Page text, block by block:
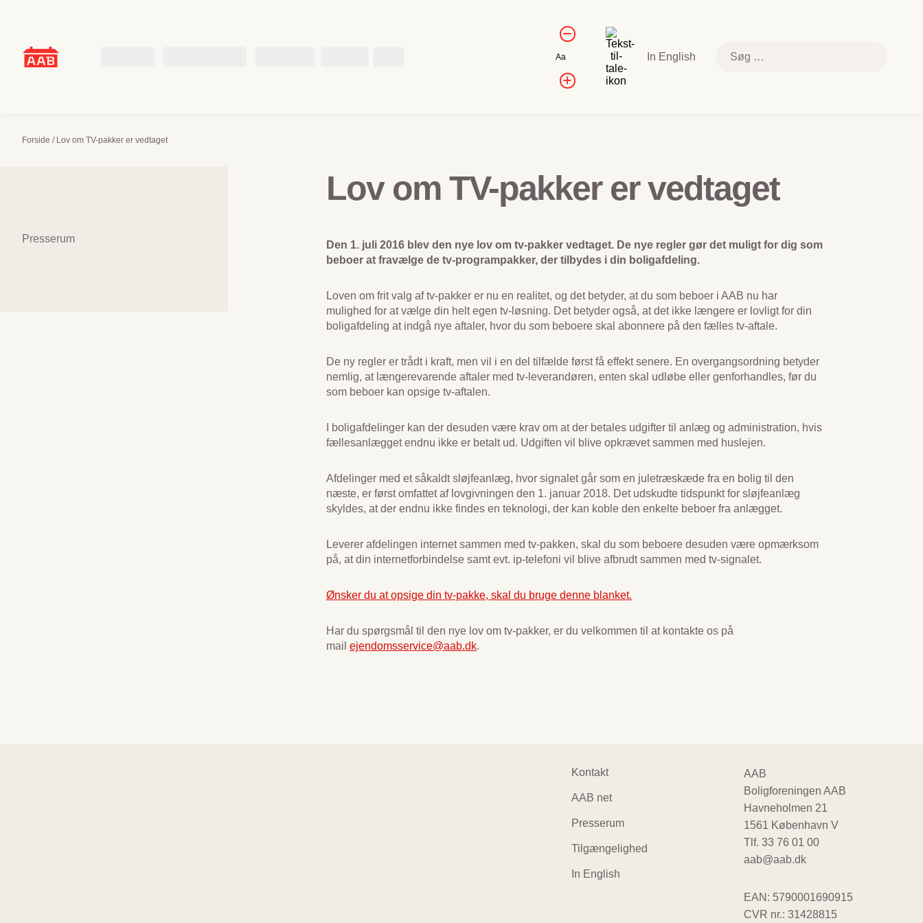
Kontrol af
skriftstørrelse
Formindsk
skriftstørrelse
AaNulstil
skriftstørrelse
Forøg
skriftstørrelsen
In English
efter:
Forside / Lov om TV-pakker er vedtaget
Sidenavigation
Presserum
Lov om TV-pakker er vedtaget
Den 1. juli 2016 blev den nye lov om tv-pakker vedtaget. De nye regler gør det muligt for dig som
beboer at fravælge de tv-programpakker, der tilbydes i din boligafdeling.
Loven om frit valg af tv-pakker er nu en realitet, og det betyder, at du som beboer i AAB nu har
mulighed for at vælge din helt egen tv-løsning. Det betyder også, at det ikke længere er lovligt for din
boligafdeling at indgå nye aftaler, hvor du som beboere skal abonnere på den fælles tv-aftale.
De ny regler er trådt i kraft, men vil i en del tilfælde først få effekt senere. En overgangsordning betyder
nemlig, at længerevarende aftaler med tv-leverandøren, enten skal udløbe eller genforhandles, før du
som beboer kan opsige tv-aftalen.
I boligafdelinger kan der desuden være krav om at der betales udgifter til anlæg og administration, hvis
fællesanlægget endnu ikke er betalt ud. Udgiften vil blive opkrævet sammen med huslejen.
Afdelinger med et såkaldt sløjfeanlæg, hvor signalet går som en juletræskæde fra en bolig til den
næste, er først omfattet af lovgivningen den 1. januar 2018. Det udskudte tidspunkt for sløjfeanlæg
skyldes, at der endnu ikke findes en teknologi, der kan koble den enkelte beboer fra anlægget.
Leverer afdelingen internet sammen med tv-pakken, skal du som beboere desuden være opmærksom
på, at din internetforbindelse samt evt. ip-telefoni vil blive afbrudt sammen med tv-signalet.
Ønsker du at opsige din tv-pakke, skal du bruge denne blanket.
Har du spørgsmål til den nye lov om tv-pakker, er du velkommen til at kontakte os på
mail ejendomsservice@aab.dk.
Footer
navigation
Kontakt
AAB net
Presserum
Tilgængelighed
In English
AAB
Boligforeningen AAB
Havneholmen 21
1561 København V
Tlf. 33 76 01 00
aab@aab.dk
EAN: 5790001690915
CVR nr.: 31428815